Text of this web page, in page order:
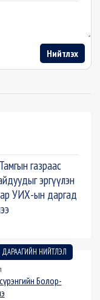
Нийтлэх
газраас
эргүүлэн
УИХ-ын даргад
ДАРААГИЙН НИЙТЛЭЛ
Болор-